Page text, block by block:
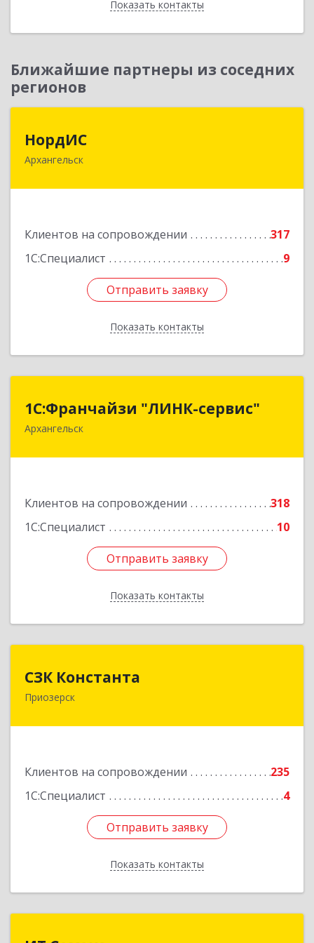
Показать контакты
Назад
Ближайшие партнеры из соседних
регионов
НордИС
Архангельск
Клиентов на сопровождении
317
1С:Специалист
9
Отправить заявку
Показать контакты
163071, Архангельская обл, Архангельск г,
Отправить заявку
Назад
1С:Франчайзи "ЛИНК-сервис"
Архангельск
Клиентов на сопровождении
318
1С:Специалист
10
Отправить заявку
Показать контакты
1С:Франчайзи "ЛИНК-сервис"
163000, Архангельская обл, Архангельск г,
Отправить заявку
Назад
СЗК Константа
Приозерск
Клиентов на сопровождении
235
1С:Специалист
4
Отправить заявку
Показать контакты
188760, Ленинградская обл, Приозерск г,
Отправить заявку
Назад